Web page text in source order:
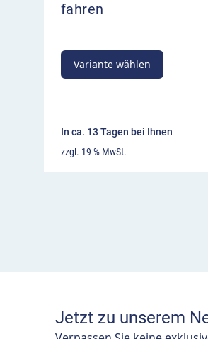
fahren
Variante wählen
In ca. 13 Tagen bei Ihnen
zzgl. 19 % MwSt.
Jetzt zu unserem